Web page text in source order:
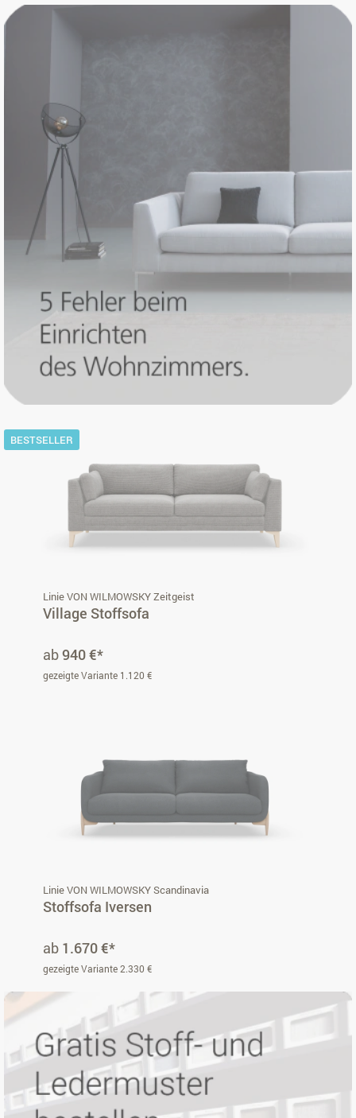
BESTSELLER
Linie VON WILMOWSKY Zeitgeist
Village Stoffsofa
ab940 €*
gezeigte Variante 1.120 €
Linie VON WILMOWSKY Scandinavia
Stoffsofa Iversen
ab 1.670 €*
gezeigte Variante 2.330 €